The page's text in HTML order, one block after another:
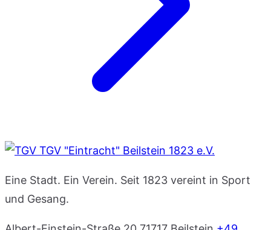
TGV "Eintracht" Beilstein 1823 e.V.
Eine Stadt. Ein Verein. Seit 1823 vereint in Sport
und Gesang.